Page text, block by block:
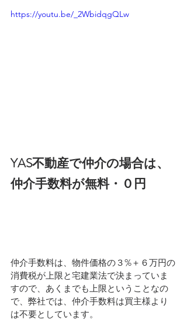
https://youtu.be/_2WbidqgQLw
YAS不動産で仲介の場合は、
仲介手数料が無料・０円
仲介手数料は、物件価格の３%＋６万円の
消費税が上限と宅建業法で決まっていま
すので、あくまでも上限ということなの
で、弊社では、仲介手数料は買主様より
は不要としています。